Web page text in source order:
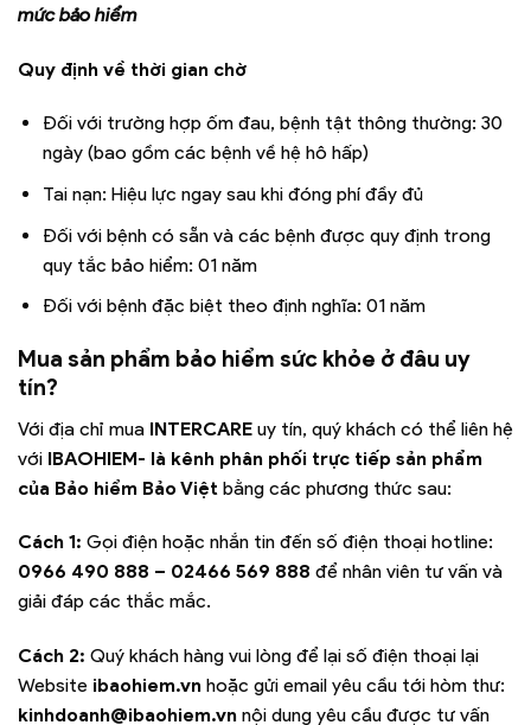
mức bảo hiểm
Quy định về thời gian chờ
Đối với trường hợp ốm đau, bệnh tật thông thường: 30
ngày (bao gồm các bệnh về hệ hô hấp)
Tai nạn: Hiệu lực ngay sau khi đóng phí đầy đủ
Đối với bệnh có sẵn và các bệnh được quy định trong
quy tắc bảo hiểm: 01 năm
Đối với bệnh đặc biệt theo định nghĩa: 01 năm
Mua sản phẩm bảo hiểm sức khỏe ở đâu uy
tín?
Với địa chỉ mua INTERCARE uy tín, quý khách có thể liên hệ
với IBAOHIEM- là kênh phân phối trực tiếp sản phẩm
của Bảo hiểm Bảo Việt bằng các phương thức sau:
Cách 1: Gọi điện hoặc nhắn tin đến số điện thoại hotline:
0966 490 888 – 02466 569 888 để nhân viên tư vấn và
giải đáp các thắc mắc.
Cách 2: Quý khách hàng vui lòng để lại số điện thoại lại
Website ibaohiem.vn hoặc gửi email yêu cầu tới hòm thư:
kinhdoanh@ibaohiem.vn nội dung yêu cầu được tư vấn